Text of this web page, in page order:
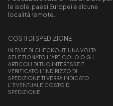
le isole, paesi Europei e alcune
località remote.
COSTI DI SPEDIZIONE
IN FASE DI CHECKOUT, UNA VOLTA
SELEZIONATO L’ARTICOLO O GLI
ARTICOLI DI TUO INTERESSE E
VERIFICATO L’INDIRIZZO DI
SPEDIZIONE TI VERRÀ INDICATO
L’EVENTUALE COSTO DI
SPEDIZIONE.